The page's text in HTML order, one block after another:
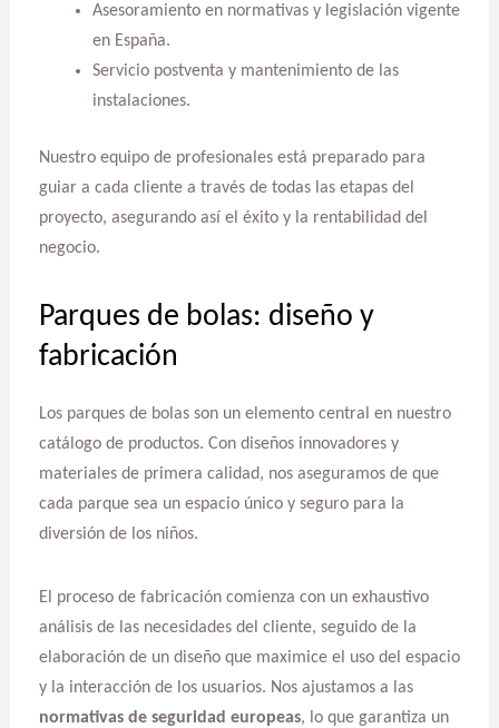
Asesoramiento en normativas y legislación vigente
en España.
Servicio postventa y mantenimiento de las
instalaciones.
Nuestro equipo de profesionales está preparado para
guiar a cada cliente a través de todas las etapas del
proyecto, asegurando así el éxito y la rentabilidad del
negocio.
Parques de bolas: diseño y
fabricación
Los parques de bolas son un elemento central en nuestro
catálogo de productos. Con diseños innovadores y
materiales de primera calidad, nos aseguramos de que
cada parque sea un espacio único y seguro para la
diversión de los niños.
El proceso de fabricación comienza con un exhaustivo
análisis de las necesidades del cliente, seguido de la
elaboración de un diseño que maximice el uso del espacio
y la interacción de los usuarios. Nos ajustamos a las
normativas de seguridad europeas, lo que garantiza un